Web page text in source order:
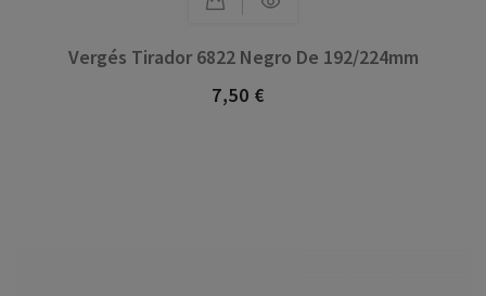
Vergés Tirador 6822 Negro De 192/224mm
Precio
7,50 €